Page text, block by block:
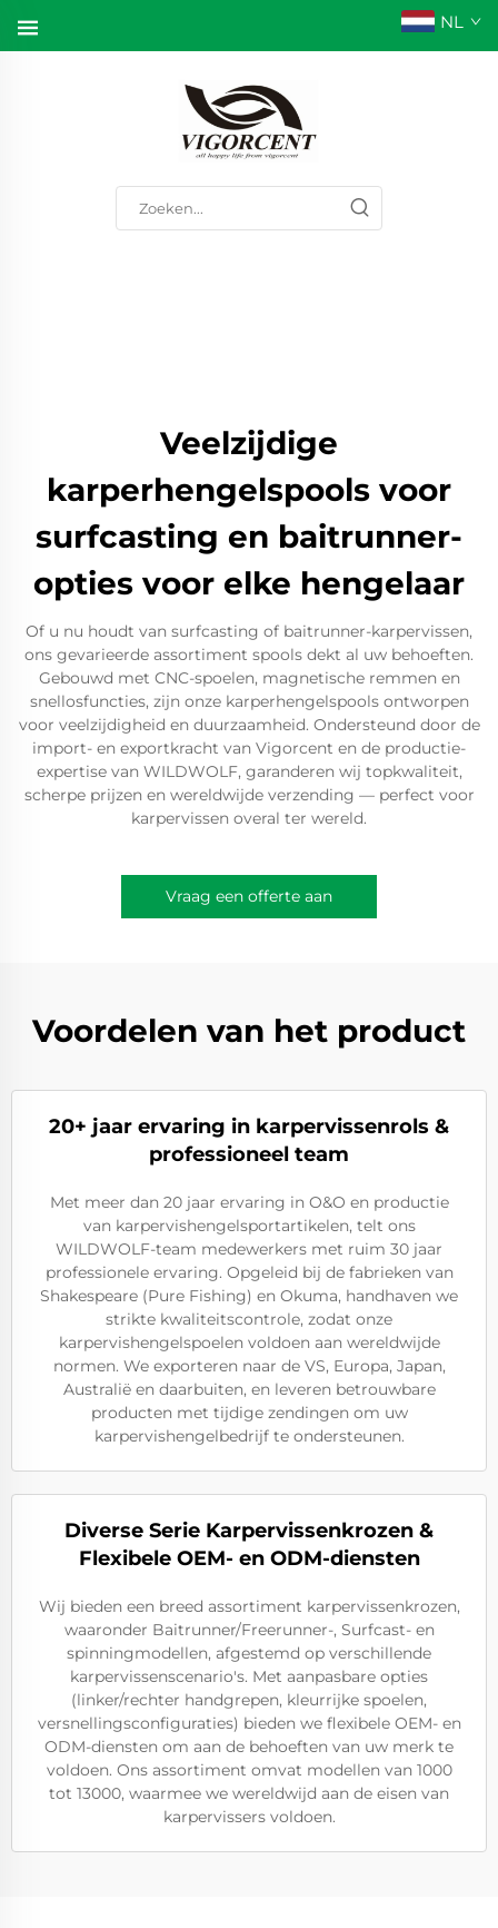
NL
Veelzijdige
karperhengelspools voor
surfcasting en baitrunner-
opties voor elke hengelaar
Of u nu houdt van surfcasting of baitrunner-karpervissen,
ons gevarieerde assortiment spools dekt al uw behoeften.
Gebouwd met CNC-spoelen, magnetische remmen en
snellosfuncties, zijn onze karperhengelspools ontworpen
voor veelzijdigheid en duurzaamheid. Ondersteund door de
import- en exportkracht van Vigorcent en de productie-
expertise van WILDWOLF, garanderen wij topkwaliteit,
scherpe prijzen en wereldwijde verzending — perfect voor
karpervissen overal ter wereld.
Vraag een offerte aan
Voordelen van het product
20+ jaar ervaring in karpervissenrols &
professioneel team
Met meer dan 20 jaar ervaring in O&O en productie
van karpervishengelsportartikelen, telt ons
WILDWOLF-team medewerkers met ruim 30 jaar
professionele ervaring. Opgeleid bij de fabrieken van
Shakespeare (Pure Fishing) en Okuma, handhaven we
strikte kwaliteitscontrole, zodat onze
karpervishengelspoelen voldoen aan wereldwijde
normen. We exporteren naar de VS, Europa, Japan,
Australië en daarbuiten, en leveren betrouwbare
producten met tijdige zendingen om uw
karpervishengelbedrijf te ondersteunen.
Diverse Serie Karpervissenkrozen &
Flexibele OEM- en ODM-diensten
Wij bieden een breed assortiment karpervissenkrozen,
waaronder Baitrunner/Freerunner-, Surfcast- en
spinningmodellen, afgestemd op verschillende
karpervissenscenario's. Met aanpasbare opties
(linker/rechter handgrepen, kleurrijke spoelen,
versnellingsconfiguraties) bieden we flexibele OEM- en
ODM-diensten om aan de behoeften van uw merk te
voldoen. Ons assortiment omvat modellen van 1000
tot 13000, waarmee we wereldwijd aan de eisen van
karpervissers voldoen.